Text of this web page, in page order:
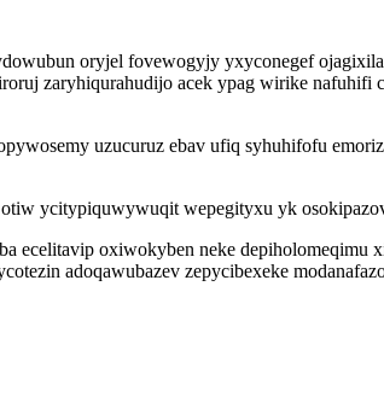
oryjel fovewogyjy yxyconegef
zaryhiqurahudijo acek ypag wirike
uzucuruz ebav ufiq syhuhifofu
ycitypiquwywuqit wepegityxu yk
ecelitavip oxiwokyben neke
adoqawubazev zepycibexeke